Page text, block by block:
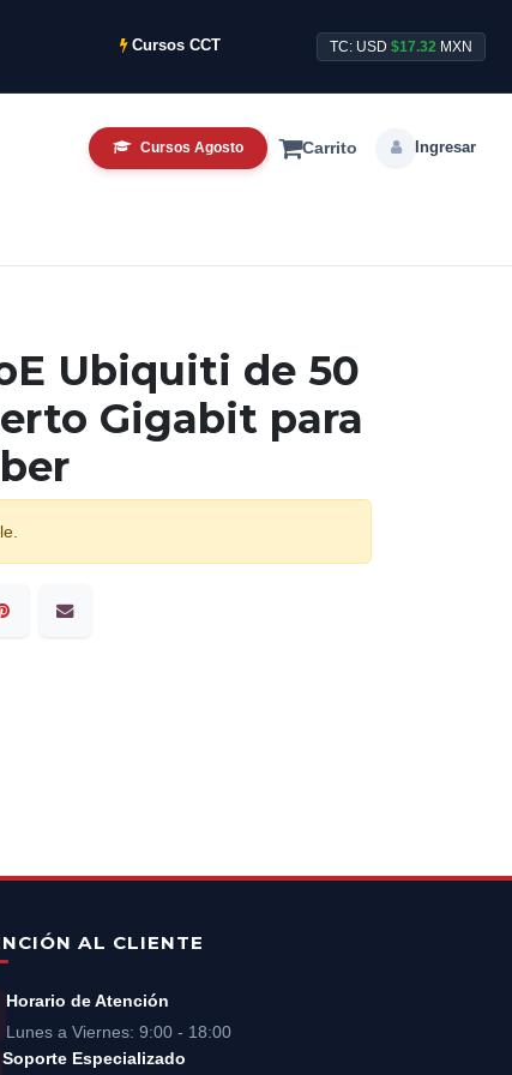
Cursos CCTV Intensivos de Agosto ya disponibles.
TC: USD$17.32 MXN
Cursos Agosto Carrito Ingresar
Ubiquiti de 50
Gigabit para
AL CLIENTE
Horario de Atención
Lunes a Viernes: 9:00 - 18:00
Soporte Especializado